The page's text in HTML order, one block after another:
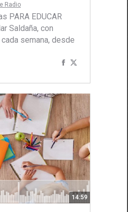
Radio
PARA EDUCAR
Saldaña, con
semana, desde
Compartir
Facebook
Twitter
14:59